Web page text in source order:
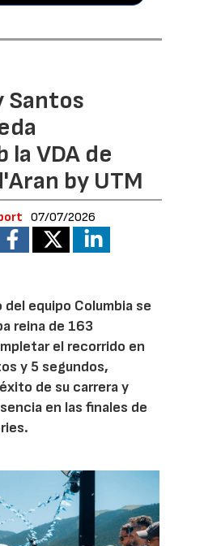
Santos
VDA de
by UTM
07/07/2026
equipo Columbia se
reina de 163
el recorrido en
y 5 segundos,
de su carrera y
en las finales de